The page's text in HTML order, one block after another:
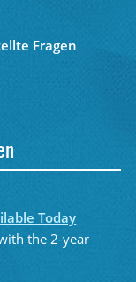
Fragen
Today
the 2-year